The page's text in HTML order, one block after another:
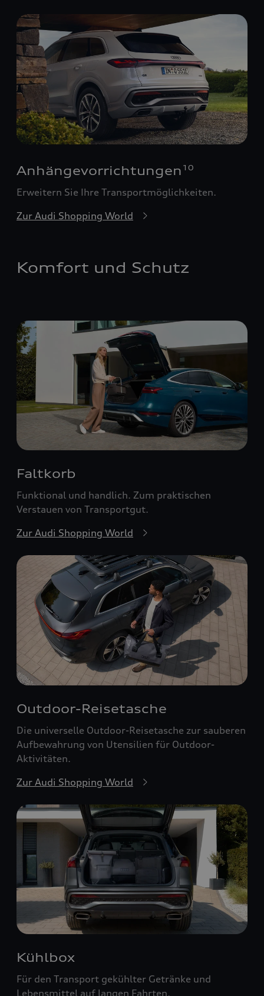
Anhängevorrichtungen 10
Erweitern Sie Ihre Transportmöglichkeiten.
Zur Audi Shopping World
Komfort und Schutz
Faltkorb
Funktional und handlich. Zum praktischen
Verstauen von Transportgut.
Zur Audi Shopping World
Outdoor-Reisetasche
Die universelle Outdoor-Reisetasche zur sauberen
Aufbewahrung von Utensilien für Outdoor-
Aktivitäten.
Zur Audi Shopping World
Kühlbox
Für den Transport gekühlter Getränke und
Lebensmittel auf langen Fahrten.